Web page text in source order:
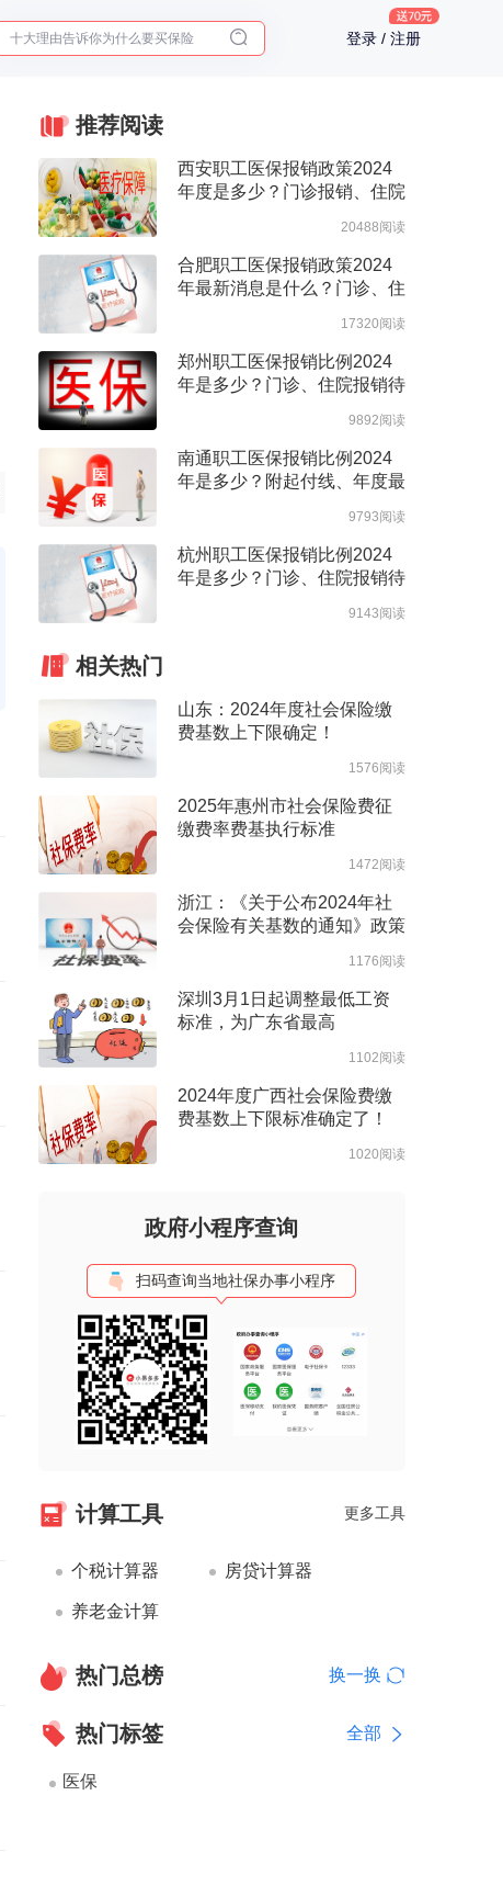
入职体检在线预约 登录 / 注册
推荐阅读
西安职工医保报销政策2024
年度是多少？门诊报销、住院
20488阅读
合肥职工医保报销政策2024
年最新消息是什么？门诊、住
17320阅读
郑州职工医保报销比例2024
年是多少？门诊、住院报销待
9892阅读
南通职工医保报销比例2024
年是多少？附起付线、年度最
9793阅读
杭州职工医保报销比例2024
年是多少？门诊、住院报销待
9143阅读
相关热门
山东：2024年度社会保险缴
费基数上下限确定！
1576阅读
2025年惠州市社会保险费征
缴费率费基执行标准
1472阅读
浙江：《关于公布2024年社
会保险有关基数的通知》政策
1176阅读
深圳3月1日起调整最低工资
标准，为广东省最高
1102阅读
2024年度广西社会保险费缴
费基数上下限标准确定了！
1020阅读
政府小程序查询
扫码查询当地社保办事小程序
计算工具 更多工具
个税计算器 房贷计算器
养老金计算
热门总榜 换一换
热门标签 全部
医保